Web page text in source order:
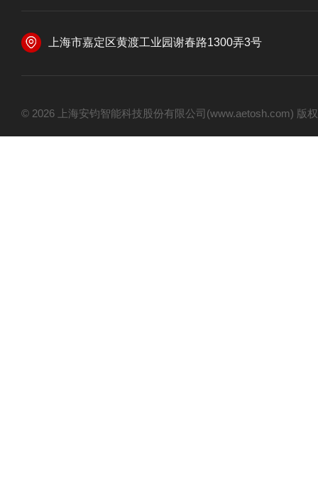
上海市嘉定区黄渡工业园谢春路1300弄3号
© 2026 上海安钧智能科技股份有限公司(www.aetosh.com)